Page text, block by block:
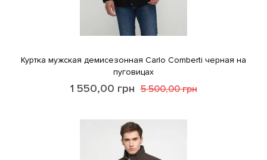
Куртка мужская демисезонная Carlo Comberti черная на
пуговицах
1 550,00 грн 5 500,00грн